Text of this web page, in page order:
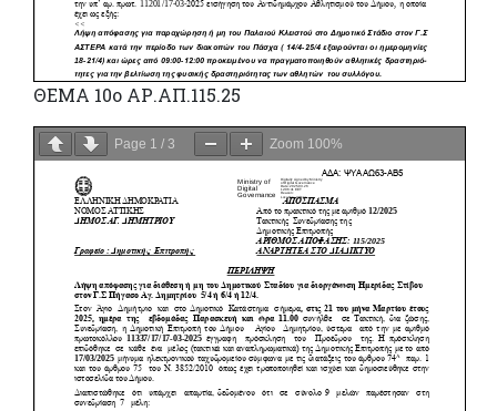
ΘΕΜΑ 10ο ΑΡ.ΑΠ.115.25
Page 1 / 3 Zoom 100%